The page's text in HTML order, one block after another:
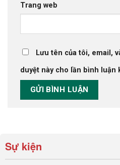
Trang web
Lưu tên của tôi, email,
duyệt này cho lần bình luận
Sự kiện